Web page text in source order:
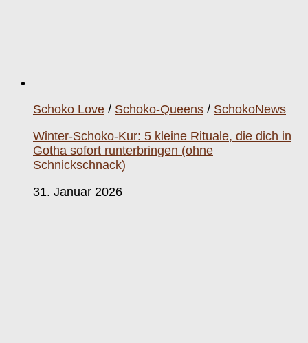
Schoko Love / Schoko-Queens / SchokoNews
Winter-Schoko-Kur: 5 kleine Rituale, die dich in
Gotha sofort runterbringen (ohne
Schnickschnack)
31. Januar 2026